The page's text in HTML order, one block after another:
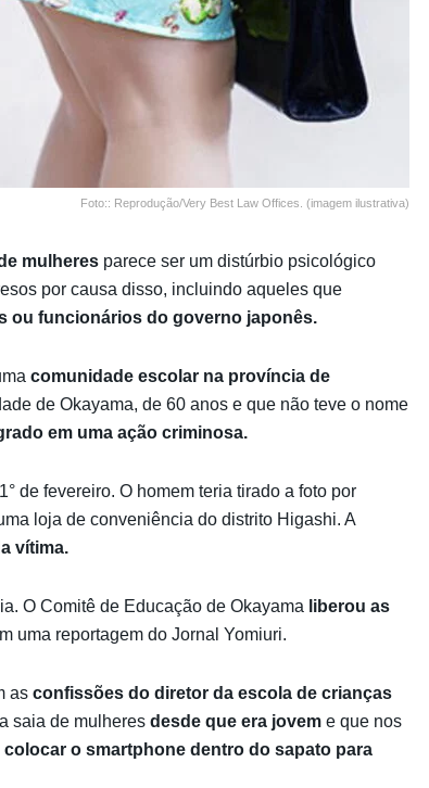
Foto:: Reprodução/Very Best Law Offices. (imagem ilustrativa)
mulheres parece ser um distúrbio psicológico
por causa disso, incluindo aqueles que
ou funcionários do governo japonês.
comunidade escolar na província de
de Okayama, de 60 anos e que não teve o nome
em uma ação criminosa.
de fevereiro. O homem teria tirado a foto por
loja de conveniência do distrito Higashi. A
vítima.
O Comitê de Educação de Okayama liberou as
uma reportagem do Jornal Yomiuri.
as confissões do diretor da escola de crianças
saia de mulheres desde que era jovem e que nos
colocar o smartphone dentro do sapato para